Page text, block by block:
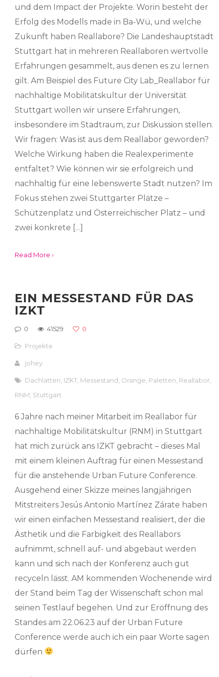
und dem Impact der Projekte. Worin besteht der
Erfolg des Modells made in Ba-Wü, und welche
Zukunft haben Reallabore? Die Landeshauptstadt
Stuttgart hat in mehreren Reallaboren wertvolle
Erfahrungen gesammelt, aus denen es zu lernen
gilt. Am Beispiel des Future City Lab_Reallabor für
nachhaltige Mobilitätskultur der Universität
Stuttgart wollen wir unsere Erfahrungen,
insbesondere im Stadtraum, zur Diskussion stellen.
Wir fragen: Was ist aus dem Reallabor geworden?
Welche Wirkung haben die Realexperimente
entfaltet? Wie können wir sie erfolgreich und
nachhaltig für eine lebenswerte Stadt nutzen? Im
Fokus stehen zwei Stuttgarter Plätze –
Schützenplatz und Österreichischer Platz – und
zwei konkrete […]
Read More ›
EIN MESSESTAND FÜR DAS
IZKT
0 41529 0
Projekte
johey
Dachlatten IZKT Messestand Orange Paletten Reallabor
RNM Stuttgart
6 Jahre nach meiner Mitarbeit im Reallabor für
nachhaltige Mobilitätskultur (RNM) in Stuttgart
hat mich zurück ans IZKT gebracht – dieses Mal
mit einem kleinen Auftrag für einen Messestand
für die anstehende Urban Future Conference.
Ausgehend einer Skizze meines langjährigen
Mitstreiters Jesús Antonio Martínez Zárate haben
wir einen einfachen Messestand realisiert, der die
Ästhetik und die Farbigkeit des Reallabors
aufnimmt, schnell auf- und abgebaut werden
kann und sich nach der Konferenz auch gut
recyceln lässt. AM kommenden Wochenende wird
der Stand beim Tag der Wissenschaft schon mal
seinen Testlauf begehen. Und zur Eröffnung des
Standes am 22.06.23 auf der Urban Future
Conference werde auch ich ein paar Worte sagen
dürfen